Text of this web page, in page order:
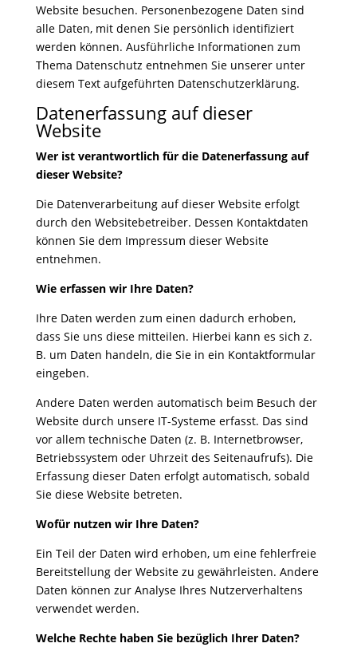
Website besuchen. Personenbezogene Daten sind
alle Daten, mit denen Sie persönlich identifiziert
werden können. Ausführliche Informationen zum
Thema Datenschutz entnehmen Sie unserer unter
diesem Text aufgeführten Datenschutzerklärung.
Datenerfassung auf dieser
Website
Wer ist verantwortlich für die Datenerfassung auf
dieser Website?
Die Datenverarbeitung auf dieser Website erfolgt
durch den Websitebetreiber. Dessen Kontaktdaten
können Sie dem Impressum dieser Website
entnehmen.
Wie erfassen wir Ihre Daten?
Ihre Daten werden zum einen dadurch erhoben,
dass Sie uns diese mitteilen. Hierbei kann es sich z.
B. um Daten handeln, die Sie in ein Kontaktformular
eingeben.
Andere Daten werden automatisch beim Besuch der
Website durch unsere IT-Systeme erfasst. Das sind
vor allem technische Daten (z. B. Internetbrowser,
Betriebssystem oder Uhrzeit des Seitenaufrufs). Die
Erfassung dieser Daten erfolgt automatisch, sobald
Sie diese Website betreten.
Wofür nutzen wir Ihre Daten?
Ein Teil der Daten wird erhoben, um eine fehlerfreie
Bereitstellung der Website zu gewährleisten. Andere
Daten können zur Analyse Ihres Nutzerverhaltens
verwendet werden.
Welche Rechte haben Sie bezüglich Ihrer Daten?